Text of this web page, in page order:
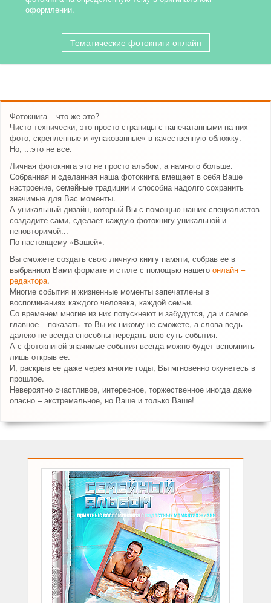
оформлении.
Тематические фотокниги онлайн
Фотокнига – что же это?
Чисто технически, это просто страницы с напечатанными на них
фото, скрепленные и «упакованные» в качественную обложку.
Но, ...это не все.
Личная фотокнига это не просто альбом, а намного больше.
Собранная и сделанная наша фотокнига вмещает в себя Ваше
настроение, семейные традиции и способна надолго сохранить
значимые для Вас моменты.
А уникальный дизайн, который Вы с помощью наших специалистов
создадите сами, сделает каждую фотокнигу уникальной и
неповторимой...
По-настоящему «Вашей».
Вы сможете создать свою личную книгу памяти, собрав ее в
выбранном Вами формате и стиле с помощью нашего онлайн –
редактора.
Многие события и жизненные моменты запечатлены в
воспоминаниях каждого человека, каждой семьи.
Со временем многие из них потускнеют и забудутся, да и самое
главное – показать–то Вы их никому не сможете, а слова ведь
далеко не всегда способны передать всю суть события.
А с фотокнигой значимые события всегда можно будет вспомнить
лишь открыв ее.
И, раскрыв ее даже через многие годы, Вы мгновенно окунетесь в
прошлое.
Невероятно счастливое, интересное, торжественное иногда даже
опасно – экстремальное, но Ваше и только Ваше!